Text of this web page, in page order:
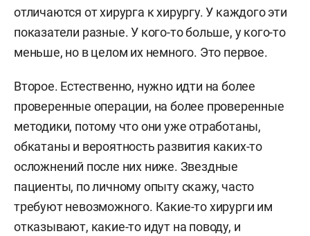
отличаются от хирурга к хирургу. У каждого эти
показатели разные. У кого-то больше, у кого-то
меньше, но в целом их немного. Это первое.
Второе. Естественно, нужно идти на более
проверенные операции, на более проверенные
методики, потому что они уже отработаны,
обкатаны и вероятность развития каких-то
осложнений после них ниже. Звездные
пациенты, по личному опыту скажу, часто
требуют невозможного. Какие-то хирурги им
отказывают, какие-то идут на поводу, и